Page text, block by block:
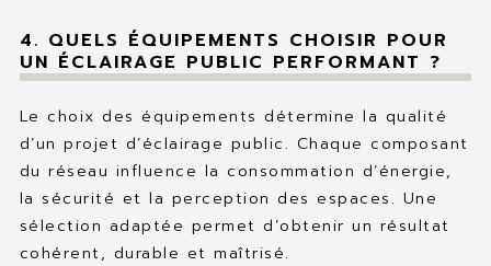
4. QUELS ÉQUIPEMENTS CHOISIR POUR
UN ÉCLAIRAGE PUBLIC PERFORMANT ?
Le choix des équipements détermine la qualité
d’un projet d’éclairage public. Chaque composant
du réseau influence la consommation d’énergie,
la sécurité et la perception des espaces. Une
sélection adaptée permet d’obtenir un résultat
cohérent, durable et maîtrisé.